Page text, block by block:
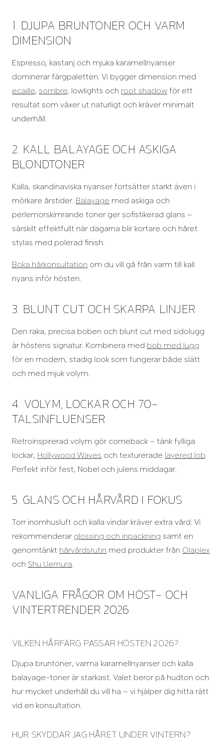
1. DJUPA BRUNTONER OCH VARM
DIMENSION
Espresso, kastanj och mjuka karamellnyanser
dominerar färgpaletten. Vi bygger dimension med
ecaille, sombre, lowlights och root shadow för ett
resultat som växer ut naturligt och kräver minimalt
underhåll.
2. KALL BALAYAGE OCH ASKIGA
BLONDTONER
Kalla, skandinaviska nyanser fortsätter starkt även i
mörkare årstider. Balayage med askiga och
perlemorskimrande toner ger sofistikerad glans –
särskilt effektfullt när dagarna blir kortare och håret
stylas med polerad finish.
Boka hårkonsultation om du vill gå från varm till kall
nyans inför hösten.
3. BLUNT CUT OCH SKARPA LINJER
Den raka, precisa boben och blunt cut med sidolugg
är höstens signatur. Kombinera med bob med lugg
för en modern, stadig look som fungerar både slätt
och med mjuk volym.
4. VOLYM, LOCKAR OCH 70-
TALSINFLUENSER
Retroinspirerad volym gör comeback – tänk fylliga
lockar, Hollywood Waves och texturerade layered lob
Perfekt inför fest, Nobel och julens middagar.
5. GLANS OCH HÅRVÅRD I FOKUS
Torr inomhusluft och kalla vindar kräver extra vård. Vi
rekommenderar glossing och inpackning samt en
genomtänkt hårvårdsrutin med produkter från Olaplex
och Shu Uemura
VANLIGA FRÅGOR OM HÖST- OCH
VINTERTRENDER 2026
VILKEN HÅRFÄRG PASSAR HÖSTEN 2026?
Djupa bruntoner, varma karamellnyanser och kalla
balayage-toner är starkast. Valet beror på hudton och
hur mycket underhåll du vill ha – vi hjälper dig hitta rätt
vid en konsultation.
HUR SKYDDAR JAG HÅRET UNDER VINTERN?